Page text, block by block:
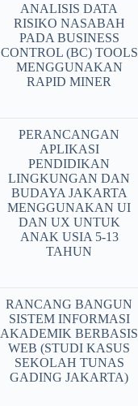
ANALISIS DATA
RISIKO NASABAH
PADA BUSINESS
CONTROL (BC) TOOLS
MENGGUNAKAN
RAPID MINER
PERANCANGAN
APLIKASI
PENDIDIKAN
LINGKUNGAN DAN
BUDAYA JAKARTA
MENGGUNAKAN UI
DAN UX UNTUK
ANAK USIA 5-13
TAHUN
RANCANG BANGUN
SISTEM INFORMASI
AKADEMIK BERBASIS
WEB (STUDI KASUS
SEKOLAH TUNAS
GADING JAKARTA)